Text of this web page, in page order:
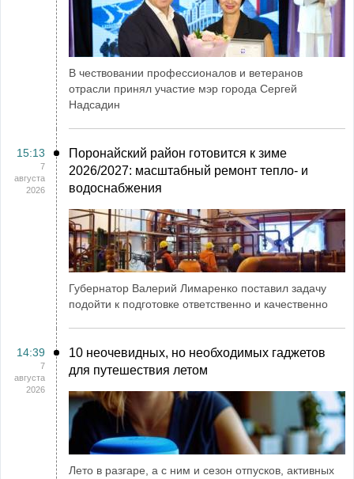
В чествовании профессионалов и ветеранов
отрасли принял участие мэр города Сергей
Надсадин
15:13
7
августа
2026
Поронайский район готовится к зиме
2026/2027: масштабный ремонт тепло- и
водоснабжения
Губернатор Валерий Лимаренко поставил задачу
подойти к подготовке ответственно и качественно
14:39
7
августа
2026
10 неочевидных, но необходимых гаджетов
для путешествия летом
Лето в разгаре, а с ним и сезон отпусков, активных